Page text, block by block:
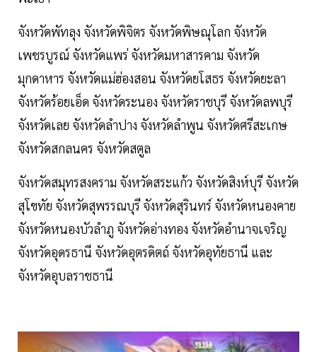
จังหวัดพัทลุง จังหวัดพิจิตร จังหวัดพิษณุโลก จังหวัด
เพชรบูรณ์ จังหวัดแพร่ จังหวัดมหาสารคาม จังหวัด
มุกดาหาร จังหวัดแม่ฮ่องสอน จังหวัดยโสธร จังหวัดยะลา
จังหวัดร้อยเอ็ด จังหวัดระนอง จังหวัดราชบุรี จังหวัดลพบุรี
จังหวัดเลย จังหวัดลำปาง จังหวัดลำพูน จังหวัดศรีสะเกษ
จังหวัดสกลนคร จังหวัดสตูล
จังหวัดสมุทรสงคราม จังหวัดสระแก้ว จังหวัดสิงห์บุรี จังหวัด
สุโขทัย จังหวัดสุพรรณบุรี จังหวัดสุรินทร์ จังหวัดหนองคาย
จังหวัดหนองบัวลำภู จังหวัดอ่างทอง จังหวัดอำนาจเจริญ
จังหวัดอุดรธานี จังหวัดอุตรดิตถ์ จังหวัดอุทัยธานี และ
จังหวัดอุบลราชธานี